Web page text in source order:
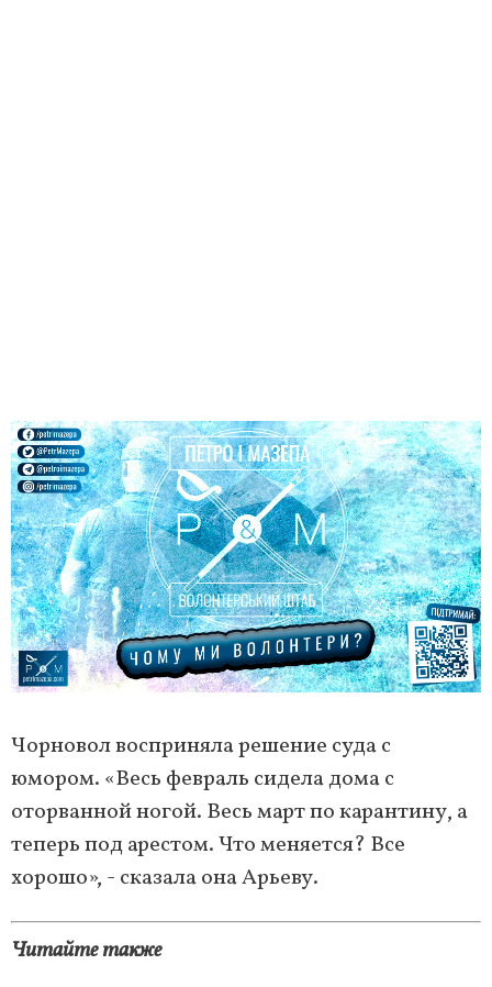
Чорновол восприняла решение суда с
юмором. «Весь февраль сидела дома с
оторванной ногой. Весь март по карантину, а
теперь под арестом. Что меняется? Все
хорошо», - сказала она Арьеву.
Читайте также